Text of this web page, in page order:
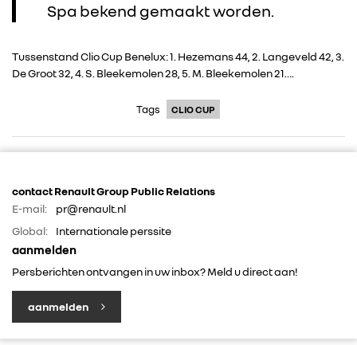
Spa bekend gemaakt worden.
Tussenstand Clio Cup Benelux: 1. Hezemans 44, 2. Langeveld 42, 3.
De Groot 32, 4. S. Bleekemolen 28, 5. M. Bleekemolen 21….
Tags CLIO CUP
contact Renault Group Public Relations
E-mail:
pr@renault.nl
Global:
Internationale perssite
aanmelden
Persberichten ontvangen in uw inbox? Meld u direct aan!
aanmelden